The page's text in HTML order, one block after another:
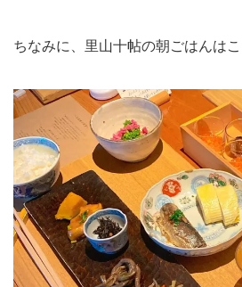
ちなみに、里山十帖の朝ごはんはこ